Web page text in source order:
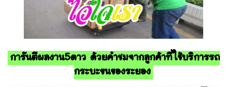
การันตีผลงาน5ดาว ด้วยคำชมจากลูกค้าที่ใช้บริการรถ
กระบะขนของระยอง